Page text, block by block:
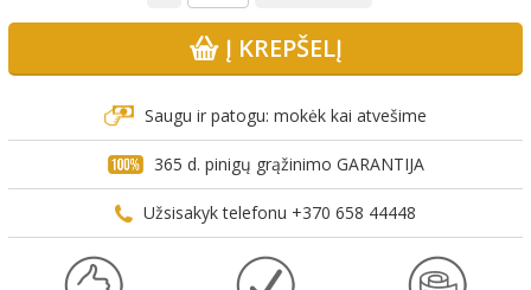
Į KREPŠELĮ
Saugu ir patogu: mokėk kai atvešime
365 d. pinigų grąžinimo GARANTIJA
Užsisakyk telefonu +370 658 44448